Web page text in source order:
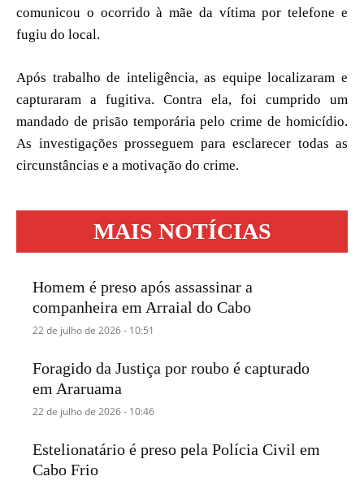
comunicou o ocorrido à mãe da vítima por telefone e
fugiu do local.
Após trabalho de inteligência, as equipe localizaram e
capturaram a fugitiva. Contra ela, foi cumprido um
mandado de prisão temporária pelo crime de homicídio.
As investigações prosseguem para esclarecer todas as
circunstâncias e a motivação do crime.
MAIS NOTÍCIAS
Homem é preso após assassinar a
companheira em Arraial do Cabo
22 de julho de 2026 - 10:51
Foragido da Justiça por roubo é capturado
em Araruama
22 de julho de 2026 - 10:46
Estelionatário é preso pela Polícia Civil em
Cabo Frio